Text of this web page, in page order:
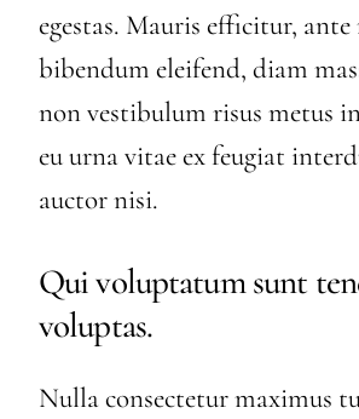
egestas. Mauris efficitur, ante
bibendum eleifend, diam
non vestibulum risus metus
eu urna vitae ex feugiat
auctor nisi.
Qui voluptatum sunt
voluptas.
Nulla consectetur maximus